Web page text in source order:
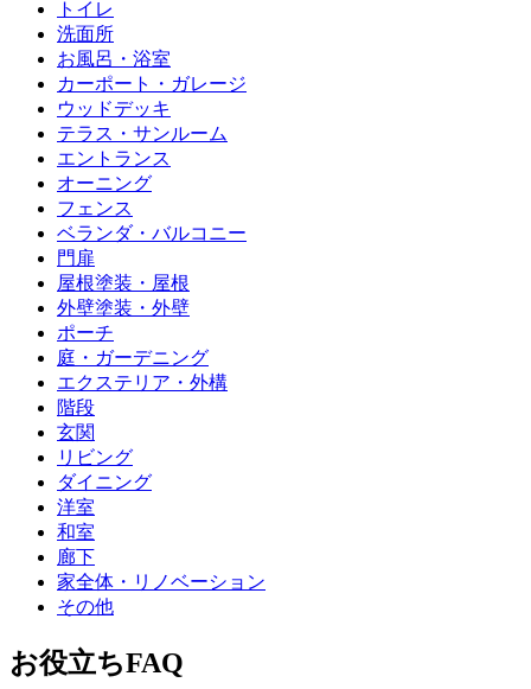
トイレ
洗面所
お風呂・浴室
カーポート・ガレージ
ウッドデッキ
テラス・サンルーム
エントランス
オーニング
フェンス
ベランダ・バルコニー
門扉
屋根塗装・屋根
外壁塗装・外壁
ポーチ
庭・ガーデニング
エクステリア・外構
階段
玄関
リビング
ダイニング
洋室
和室
廊下
家全体・リノベーション
その他
お役立ちFAQ